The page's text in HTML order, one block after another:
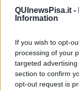
QUInewsPisa.it -
Information
If you wish to opt-
processing of your
targeted
section to confirm
opt-out request is
Gracias a la vida
Somnium
O sonho de um
Memòrias
Sto qui
Scrivi
Bestiario